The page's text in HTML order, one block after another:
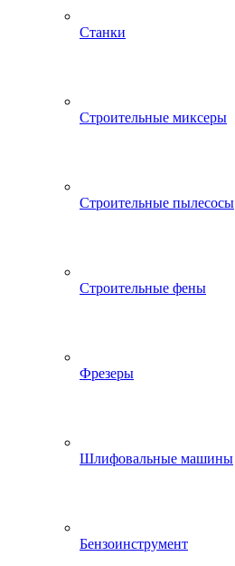
Станки
Строительные миксеры
Строительные пылесосы
Строительные фены
Фрезеры
Шлифовальные машины
Бензоинструмент